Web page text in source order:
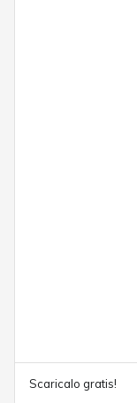
Scaricalo gratis!